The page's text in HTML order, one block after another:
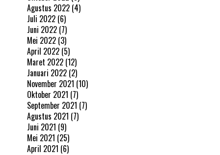
Agustus 2022 (4)
Juli 2022 (6)
Juni 2022 (7)
Mei 2022 (3)
April 2022 (5)
Maret 2022 (12)
Januari 2022 (2)
November 2021 (10)
Oktober 2021 (7)
September 2021 (7)
Agustus 2021 (7)
Juni 2021 (9)
Mei 2021 (25)
April 2021 (6)